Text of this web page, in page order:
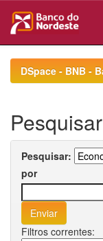
navigationDSpace - BNB -
Pesquisar
Pesquisar:
por
Filtros correntes: